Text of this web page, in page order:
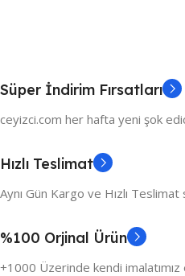
Süper İndirim Fırsatları
ceyizci.com her hafta yeni şok
Hızlı Teslimat
Aynı Gün Kargo ve Hızlı
%100 Orjinal Ürün
+1000 Üzerinde kendi